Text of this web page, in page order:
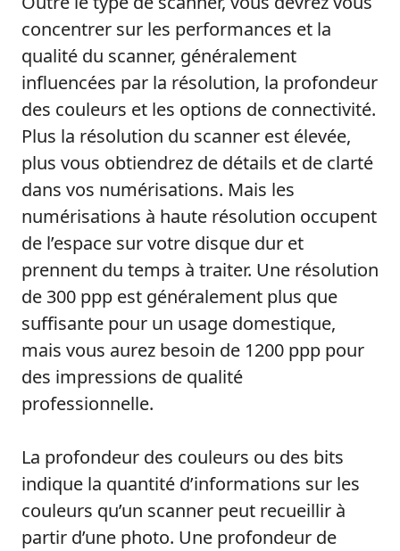
concentrer sur les performances et la
qualité du scanner, généralement
influencées par la résolution, la profondeur
des couleurs et les options de connectivité.
Plus la résolution du scanner est élevée,
plus vous obtiendrez de détails et de clarté
dans vos numérisations. Mais les
numérisations à haute résolution occupent
de l’espace sur votre disque dur et
prennent du temps à traiter. Une résolution
de 300 ppp est généralement plus que
suffisante pour un usage domestique,
mais vous aurez besoin de 1200 ppp pour
des impressions de qualité
professionnelle.
La profondeur des couleurs ou des bits
indique la quantité d’informations sur les
couleurs qu’un scanner peut recueillir à
partir d’une photo. Une profondeur de